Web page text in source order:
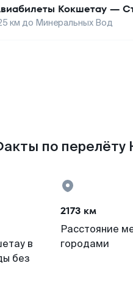
Кокшетау —
км до Минеральных Вод
по перелёту
в
без
2173 км
Расстояние
городами